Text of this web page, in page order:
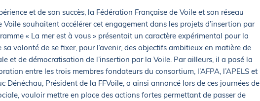
et de son succès, la Fédération Française de Voile et son réseau
Voile souhaitent accélérer cet engagement dans les projets d’insertion par
« La mer est à vous » présentait un caractère expérimental pour la
sa volonté de se fixer, pour l’avenir, des objectifs ambitieux en matière de
et de démocratisation de l’insertion par la Voile. Par ailleurs, il a posé la
entre les trois membres fondateurs du consortium, l’AFPA, l’APELS et
Dénéchau, Président de la FFVoile, a ainsi annoncé lors de ces journées de
vouloir mettre en place des actions fortes permettant de passer de